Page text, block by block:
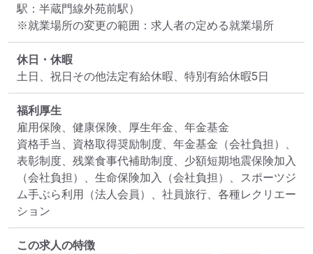
駅：半蔵門線外苑前駅）
※就業場所の変更の範囲：求人者の定める就業場所
休日・休暇
土日、祝日その他法定有給休暇、特別有給休暇5日
福利厚生
雇用保険、健康保険、厚生年金、年金基金
資格手当、資格取得奨励制度、年金基金（会社負担）、
表彰制度、残業食事代補助制度、少額短期地震保険加入
（会社負担）、生命保険加入（会社負担）、スポーツジ
ム手ぶら利用（法人会員）、社員旅行、各種レクリエー
ション
この求人の特徴